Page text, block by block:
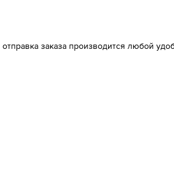
заказа производится любой